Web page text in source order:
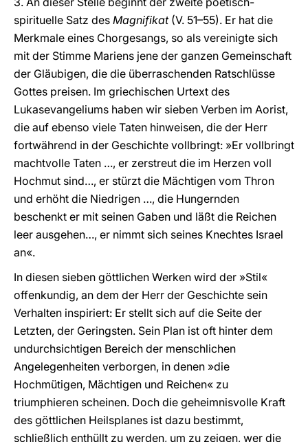
spirituelle Satz des Magnifikat(V. 51–55). Er hat die
Merkmale eines Chorgesangs, so als vereinigte sich
mit der Stimme Mariens jene der ganzen Gemeinschaft
der Gläubigen, die die überraschenden Ratschlüsse
Gottes preisen. Im griechischen Urtext des
Lukasevangeliums haben wir sieben Verben im Aorist,
die auf ebenso viele Taten hinweisen, die der Herr
fortwährend in der Geschichte vollbringt: »Er vollbringt
machtvolle Taten …, er zerstreut die im Herzen voll
Hochmut sind…, er stürzt die Mächtigen vom Thron
und erhöht die Niedrigen …, die Hungernden
beschenkt er mit seinen Gaben und läßt die Reichen
leer ausgehen…, er nimmt sich seines Knechtes Israel
an«.
In diesen sieben göttlichen Werken wird der »Stil«
offenkundig, an dem der Herr der Geschichte sein
Verhalten inspiriert: Er stellt sich auf die Seite der
Letzten, der Geringsten. Sein Plan ist oft hinter dem
undurchsichtigen Bereich der menschlichen
Angelegenheiten verborgen, in denen »die
Hochmütigen, Mächtigen und Reichen« zu
triumphieren scheinen. Doch die geheimnisvolle Kraft
des göttlichen Heilsplanes ist dazu bestimmt,
schließlich enthüllt zu werden, um zu zeigen, wer die